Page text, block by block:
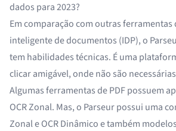
dados para 2023?
Em comparação com outras ferramentas
inteligente de documentos (IDP), o
tem habilidades técnicas. É uma
clicaramigável, onde não são
Algumas ferramentas de PDF possuem
OCR Zonal. Mas, o Parseur possui uma
Zonal eOCR Dinâmicoe também